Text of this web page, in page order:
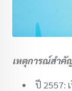
เหตุการณ์สำคั
ปี 2557: